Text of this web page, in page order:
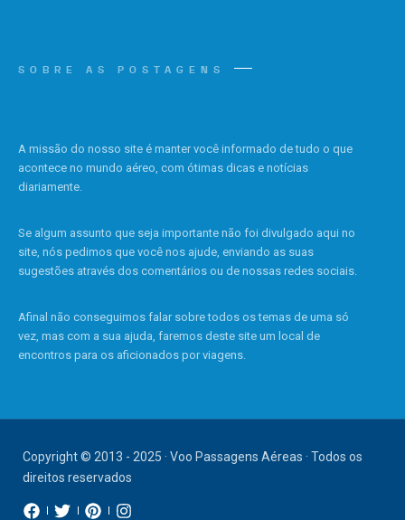
SOBRE AS POSTAGENS
A missão do nosso site é manter você informado de tudo o que
acontece no mundo aéreo, com ótimas dicas e notícias
diariamente.
Se algum assunto que seja importante não foi divulgado aqui no
site, nós pedimos que você nos ajude, enviando as suas
sugestões através dos comentários ou de nossas redes sociais.
Afinal não conseguimos falar sobre todos os temas de uma só
vez, mas com a sua ajuda, faremos deste site um local de
encontros para os aficionados por viagens.
Copyright © 2013 - 2025 · Voo Passagens Aéreas · Todos os
direitos reservados